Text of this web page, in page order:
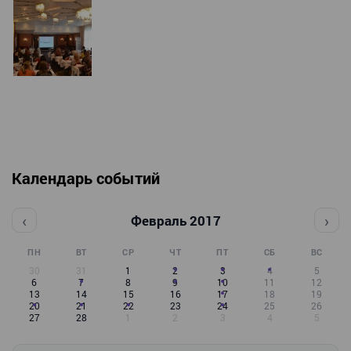
Календарь событий
‹ Февраль 2017 ›
ПН ВТ СР ЧТ ПТ СБ ВС
30 31 1 2 3 4
5
6
7 8 9 10 11
12
13
14 15 16 17 18
19
20
21 22 23 24 25
26
27
28 1 2 3 4 5